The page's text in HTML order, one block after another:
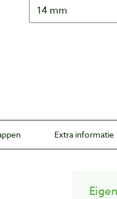
Extra informatie